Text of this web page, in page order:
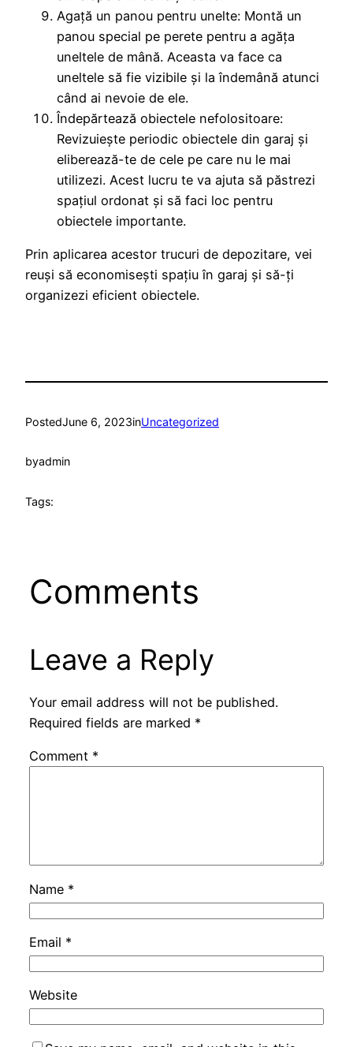
Agață un panou pentru unelte: Montă un
panou special pe perete pentru a agăța
uneltele de mână. Aceasta va face ca
uneltele să fie vizibile și la îndemână atunci
când ai nevoie de ele.
Îndepărtează obiectele nefolositoare:
Revizuiește periodic obiectele din garaj și
eliberează-te de cele pe care nu le mai
utilizezi. Acest lucru te va ajuta să păstrezi
spațiul ordonat și să faci loc pentru
obiectele importante.
Prin aplicarea acestor trucuri de depozitare, vei
reuși să economisești spațiu în garaj și să-ți
organizezi eficient obiectele.
PostedJune 6, 2023inUncategorized
byadmin
Tags:
Comments
Leave a Reply
Your email address will not be published.
Required fields are marked *
Comment *
Name *
Email *
Website